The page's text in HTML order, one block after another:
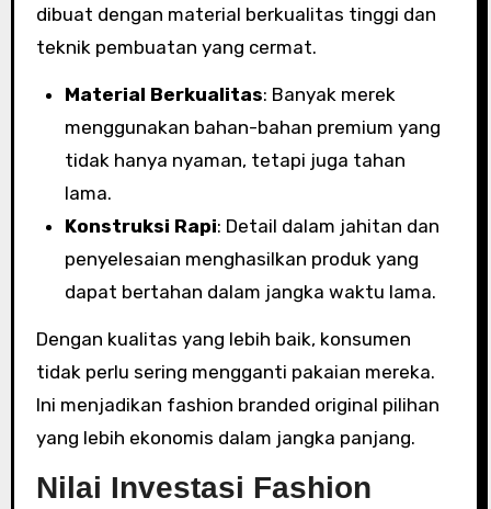
dibuat dengan material berkualitas tinggi dan
teknik pembuatan yang cermat.
Material Berkualitas: Banyak merek
menggunakan bahan-bahan premium yang
tidak hanya nyaman, tetapi juga tahan
lama.
Konstruksi Rapi: Detail dalam jahitan dan
penyelesaian menghasilkan produk yang
dapat bertahan dalam jangka waktu lama.
Dengan kualitas yang lebih baik, konsumen
tidak perlu sering mengganti pakaian mereka.
Ini menjadikan fashion branded original pilihan
yang lebih ekonomis dalam jangka panjang.
Nilai Investasi Fashion